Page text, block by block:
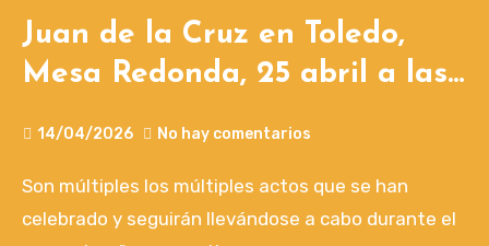
Juan de la Cruz en Toledo,
Mesa Redonda, 25 abril a las
14/04/2026 No hay comentarios
Son múltiples los múltiples actos que se han
celebrado y seguirán llevándose a cabo durante el